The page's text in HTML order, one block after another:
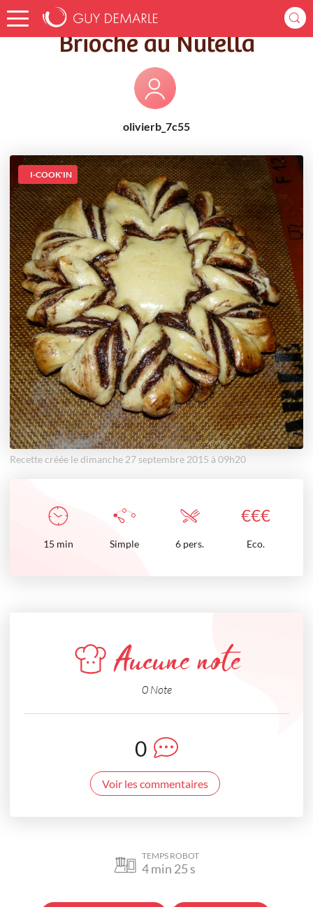
Accueil Recettes Brioche au Nutella
Brioche au Nutella
olivierb_7c55
I-COOK'IN
Recette créée le dimanche 27 septembre 2015 à 09h20
€€€
15 min Simple 6 pers. Eco.
Aucune note
0 Note
0
Voir les commentaires
TEMPS ROBOT
4min 25 s